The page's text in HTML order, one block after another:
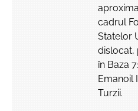
cadrul
Statelor
dislocat,
în Baza
Emanoil
Turzii.